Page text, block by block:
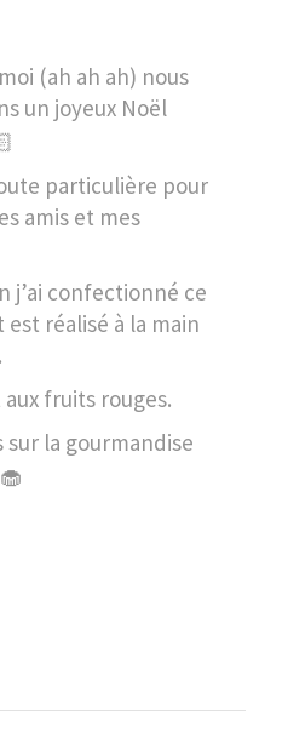
(ah ah ah) nous
un joyeux Noël
particulière pour
amis et mes
j’ai confectionné ce
réalisé à la main
fruits rouges.
sur la gourmandise